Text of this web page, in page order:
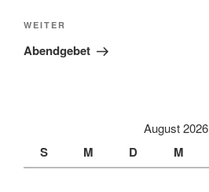
Nächster
Beitrag
WEITER
Abendgebet
August 2026
S M D M